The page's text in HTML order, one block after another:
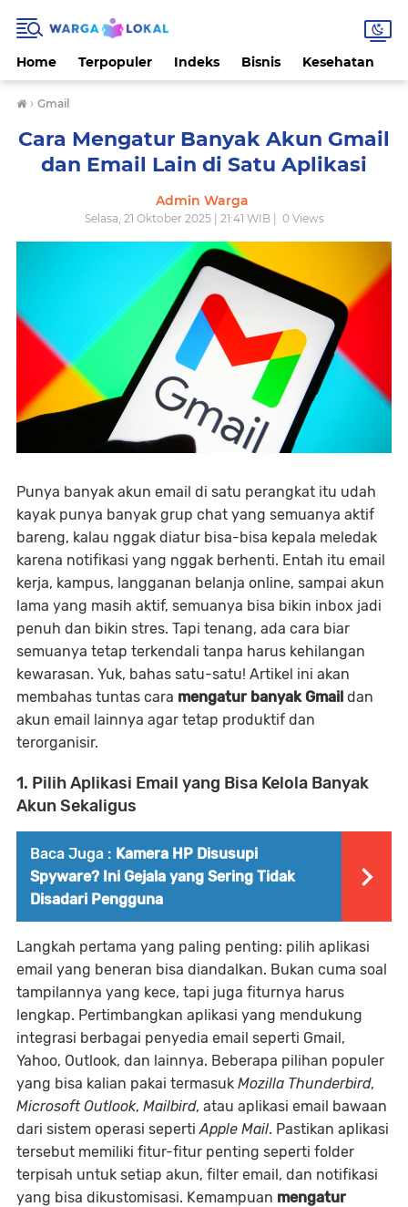
Home Terpopuler Indeks Bisnis Kesehatan
› Gmail
Cara Mengatur Banyak Akun Gmail
dan Email Lain di Satu Aplikasi
Admin Warga
Selasa, 21 Oktober 2025 | 21:41 WIB | 0Views
Punya banyak akun email di satu perangkat itu udah
kayak punya banyak grup chat yang semuanya aktif
bareng, kalau nggak diatur bisa-bisa kepala meledak
karena notifikasi yang nggak berhenti. Entah itu email
kerja, kampus, langganan belanja online, sampai akun
lama yang masih aktif, semuanya bisa bikin inbox jadi
penuh dan bikin stres. Tapi tenang, ada cara biar
semuanya tetap terkendali tanpa harus kehilangan
kewarasan. Yuk, bahas satu-satu! Artikel ini akan
membahas tuntas cara mengatur banyak Gmail dan
akun email lainnya agar tetap produktif dan
terorganisir.
1. Pilih Aplikasi Email yang Bisa Kelola Banyak
Akun Sekaligus
Baca Juga : Kamera HP Disusupi
Spyware? Ini Gejala yang Sering Tidak
Disadari Pengguna
Langkah pertama yang paling penting: pilih aplikasi
email yang beneran bisa diandalkan. Bukan cuma soal
tampilannya yang kece, tapi juga fiturnya harus
lengkap. Pertimbangkan aplikasi yang mendukung
integrasi berbagai penyedia email seperti Gmail,
Yahoo, Outlook, dan lainnya. Beberapa pilihan populer
yang bisa kalian pakai termasuk Mozilla Thunderbird,
Microsoft Outlook, Mailbird, atau aplikasi email bawaan
dari sistem operasi seperti Apple Mail. Pastikan aplikasi
tersebut memiliki fitur-fitur penting seperti folder
terpisah untuk setiap akun, filter email, dan notifikasi
yang bisa dikustomisasi. Kemampuan mengatur